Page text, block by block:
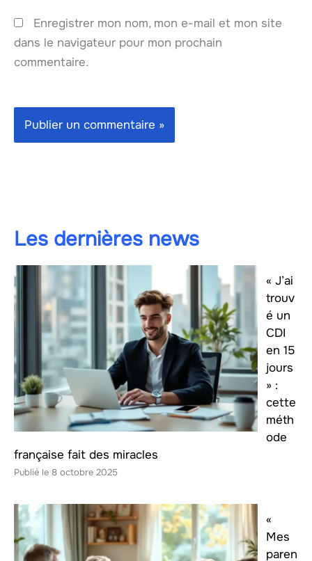
Enregistrer mon nom, mon e-mail et mon site
dans le navigateur pour mon prochain
commentaire.
Les dernières news
« J’ai
trouv
é un
CDI
en 15
jours
» :
cette
méth
ode
française fait des miracles
8 octobre 2025
«
Mes
paren